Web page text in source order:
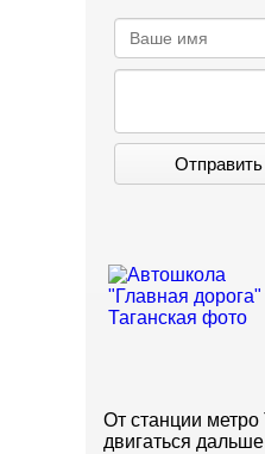
Отправить
От станции
двигаться